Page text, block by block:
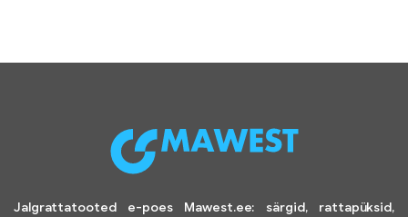
Jalgrattatooted e-poes Mawest.ee: särgid, rattapüksid,